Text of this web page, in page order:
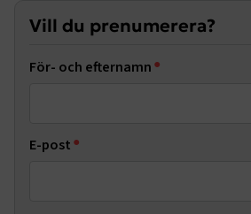
Vill du prenumerera?
För- och efternamn
E-post